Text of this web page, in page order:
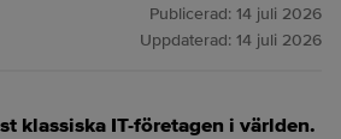
Publicerad: 14 juli 2026
Uppdaterad: 14 juli 2026
klassiska IT-företagen i världen.